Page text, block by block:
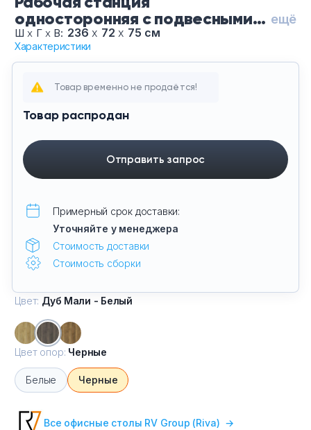
односторонняя с подвесными
тумбами на 2 места CN.ORS-
102-Ду Мали Белый-Че, цвет
Дуб Мали - Белый, цвет опор
Черные
ещё
Шх Г х В: 236х 72х 75 см
Характеристики
Товар временно не продаётся!
Товар распродан
Отправить запрос
Примерный срок доставки:
Уточняйте у менеджера
Стоимость доставки
Стоимость сборки
Цвет: Дуб Мали - Белый
Цвет опор: Черные
Белые Черные
Все офисные столы RV Group (Riva) →
Тумбы офисные
Офисные шкафы
Офисные диваны
Сейфы и металлическая мебель
Обеденная зона
Кашпо